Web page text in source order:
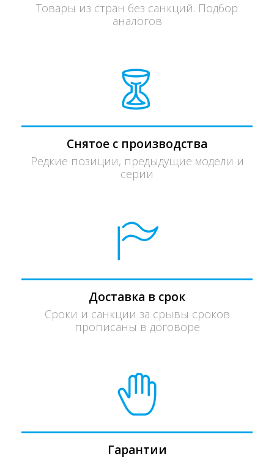
Товары из стран без санкций. Подбор
аналогов
Снятое с производства
Редкие позиции, предыдущие модели и
серии
Доставка в срок
Сроки и санкции за срывы сроков
прописаны в договоре
Гарантии